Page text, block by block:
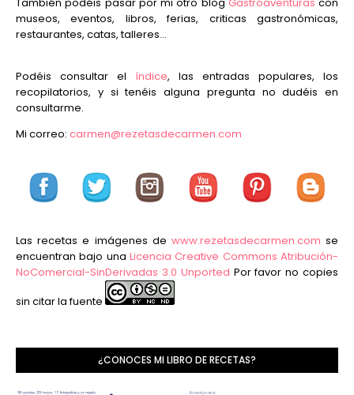
museos, eventos, libros, ferias, criticas gastronómicas,
restaurantes, catas, talleres...
Podéis consultar el índice, las entradas populares, los
recopilatorios, y si tenéis alguna pregunta no dudéis en
consultarme.
Mi correo: carmen@rezetasdecarmen.com
Las recetas e imágenes de www.rezetasdecarmen.com se
encuentran bajo una Licencia Creative Commons Atribución-
NoComercial-SinDerivadas 3.0 Unported Por favor no copies
sin citar la fuente
¿CONOCES MI LIBRO DE RECETAS?